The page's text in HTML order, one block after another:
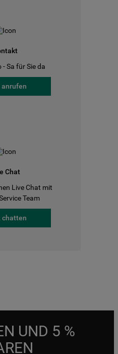
- Sa für Sie da
Chat
Live Chat mit
Team
chatten
UND 5 %